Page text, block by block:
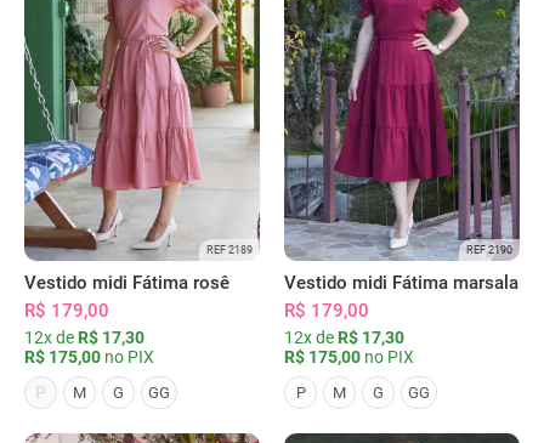
REF 2189
Vestido midi Fátima rosê
R$ 179,00
12x de R$ 17,30
R$ 175,00 no PIX
P
M G GG
REF 2190
Vestido midi Fátima marsala
R$ 179,00
12x de R$ 17,30
R$ 175,00 no PIX
P M G GG